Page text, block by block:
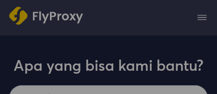
Apa yang bisa kami bantu?